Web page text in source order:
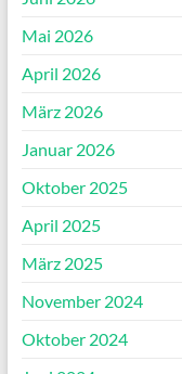
Mai 2026
April 2026
März 2026
Januar 2026
Oktober 2025
April 2025
März 2025
November 2024
Oktober 2024